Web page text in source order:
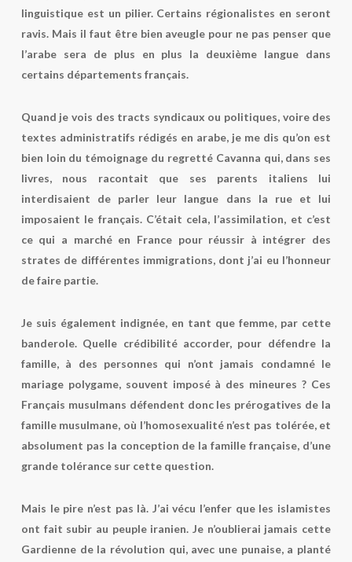
linguistique est un pilier. Certains régionalistes en seront
ravis. Mais il faut être bien aveugle pour ne pas penser que
l’arabe sera de plus en plus la deuxième langue dans
certains départements français.
Quand je vois des tracts syndicaux ou politiques, voire des
textes administratifs rédigés en arabe, je me dis qu’on est
bien loin du témoignage du regretté Cavanna qui, dans ses
livres, nous racontait que ses parents italiens lui
interdisaient de parler leur langue dans la rue et lui
imposaient le français. C’était cela, l’assimilation, et c’est
ce qui a marché en France pour réussir à intégrer des
strates de différentes immigrations, dont j’ai eu l’honneur
de faire partie.
Je suis également indignée, en tant que femme, par cette
banderole. Quelle crédibilité accorder, pour défendre la
famille, à des personnes qui n’ont jamais condamné le
mariage polygame, souvent imposé à des mineures ? Ces
Français musulmans défendent donc les prérogatives de la
famille musulmane, où l’homosexualité n’est pas tolérée, et
absolument pas la conception de la famille française, d’une
grande tolérance sur cette question.
Mais le pire n’est pas là. J’ai vécu l’enfer que les islamistes
ont fait subir au peuple iranien. Je n’oublierai jamais cette
Gardienne de la révolution qui, avec une punaise, a planté